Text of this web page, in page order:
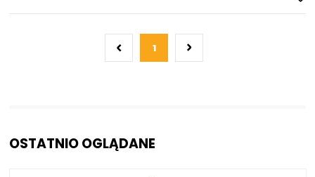
1
OSTATNIO OGLĄDANE